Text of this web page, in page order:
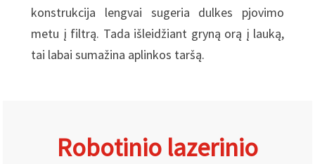
konstrukcija lengvai sugeria dulkes pjovimo
metu į filtrą. Tada išleidžiant gryną orą į lauką,
tai labai sumažina aplinkos taršą.
Robotinio lazerinio